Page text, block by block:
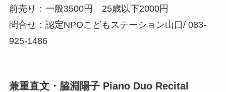
前売り：一般3500円 25歳以下2000円
問合せ：認定NPOこどもステーション山口/ 083-
925-1486
兼重直文・脇淵陽子 Piano Duo Recital